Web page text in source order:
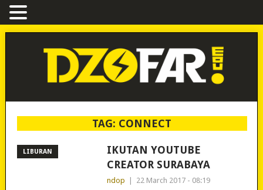
TAG: CONNECT
LIBURAN
IKUTAN YOUTUBE
CREATOR SURABAYA
ndop 22 March 2017 - 08:19